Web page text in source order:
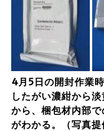
4月5日の開封作業
したがい濃紺から
から、梱包材内部
がわかる。（写真提